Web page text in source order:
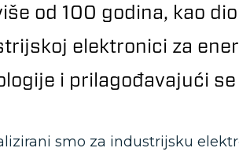
od 100 godina, kao
elektronici za
i prilagođavajući
smo za industrijsku